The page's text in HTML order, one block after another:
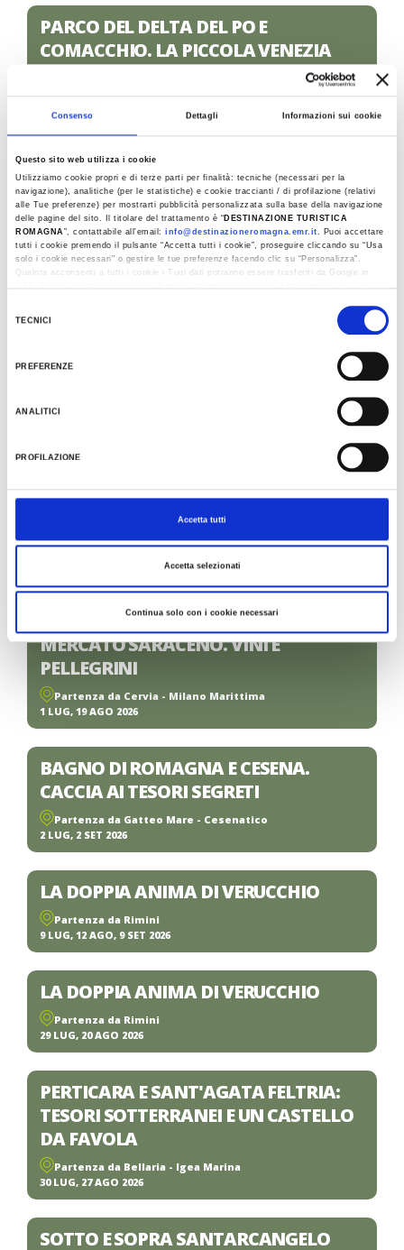
Consenso Dettagli Informazioni sui cookie
Questo sito web utilizza i cookie
Utilizziamo cookie propri e di terze parti per finalità: tecniche (necessari per la
navigazione), analitiche (per le statistiche) e cookie traccianti / di profilazione (relativi
alle Tue preferenze) per mostrarti pubblicità personalizzata sulla base della navigazione
delle pagine del sito. Il titolare del trattamento è “ DESTINAZIONE TURISTICA
ROMAGNA”, contattabile all'email:info@destinazioneromagna.emr.it. Puoi accettare
tutti i cookie premendo il pulsante “Accetta tutti i cookie”, proseguire cliccando su “Usa
solo i cookie necessari" o gestire le tue preferenze facendo clic su “Personalizza”.
Qualora acconsenti a tutti i cookie i Tuoi dati potranno essere trasferiti da Google in
TECNICI
PREFERENZE
ANALITICI
PROFILAZIONE
Accetta tutti
Accetta selezionati
Continua solo con i cookie necessari
PARCO DEL DELTA DEL PO E
COMACCHIO. LA PICCOLA VENEZIA
11, 24 GIU, 9, 15 LUG, 5 AGO, 9 SET 2026
SAN MAURO PASCOLI. L’INCANTO
DELLA POESIA
Partenza da Gatteo Mare - Cesenatico
17 GIU, 1 LUG, 12 AGO 2026
ROMAGNA TASTE AND CRAFT
18 GIU, 22 LUG, 2 SET 2026
MONTEFIORE CONCA. IL GIGANTE DI
24 GIU, 16 LUG, 26 AGO, 3 SET 2026
ONFERNO. AL CENTRO DELLA TERRA
Partenza da Cattolica - Misano Adriatico - Riccione
25 GIU, 2, 30 LUG, 6, 27 AGO 2026
MERCATO SARACENO. VINI E
PELLEGRINI
Partenza da Cervia - Milano Marittima
1 LUG, 19 AGO 2026
BAGNO DI ROMAGNA E CESENA.
CACCIA AI TESORI SEGRETI
Partenza da Gatteo Mare - Cesenatico
2 LUG, 2 SET 2026
LA DOPPIA ANIMA DI VERUCCHIO
Partenza da Rimini
9 LUG, 12 AGO, 9 SET 2026
LA DOPPIA ANIMA DI VERUCCHIO
Partenza da Rimini
29 LUG, 20 AGO 2026
PERTICARA E SANT'AGATA FELTRIA:
TESORI SOTTERRANEI E UN CASTELLO
DA FAVOLA
Partenza da Bellaria - Igea Marina
30 LUG, 27 AGO 2026
SOTTO E SOPRA SANTARCANGELO